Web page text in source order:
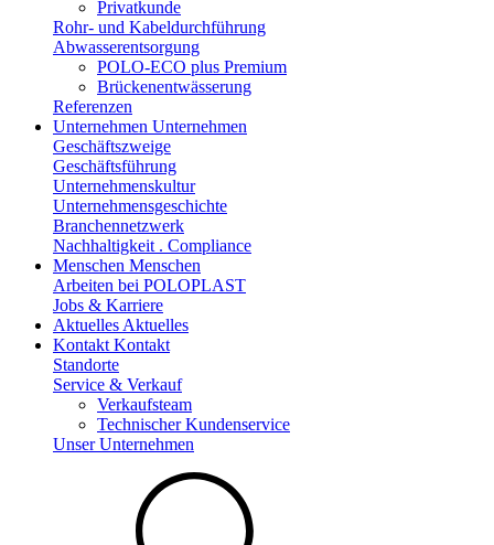
Privatkunde
Rohr- und Kabeldurchführung
Abwasserentsorgung
POLO-ECO plus Premium
Brückenentwässerung
Referenzen
Unternehmen Unternehmen
Geschäftszweige
Geschäftsführung
Unternehmenskultur
Unternehmensgeschichte
Branchennetzwerk
Nachhaltigkeit . Compliance
Menschen Menschen
Arbeiten bei POLOPLAST
Jobs & Karriere
Aktuelles Aktuelles
Kontakt Kontakt
Standorte
Service & Verkauf
Verkaufsteam
Technischer Kundenservice
Unser Unternehmen